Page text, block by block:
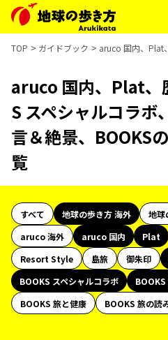
TOP ガイドブック aruco 国内、Plat
aruco 国内、Plat、
S スペシャルコラボ
言＆絶景、BOOKS
覧
すべて 地球の歩き方 海外
地球
aruco 海外
aruco 国内 Plat
Resort Style
島旅 御朱印
BOOKS スペシャルコラボ
BOOKS
BOOKS 旅と健康
BOOKS 旅の読